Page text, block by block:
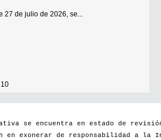
27 de julio de 2026, se...
10
se encuentra en estado de
en exonerar de responsabilidad a la